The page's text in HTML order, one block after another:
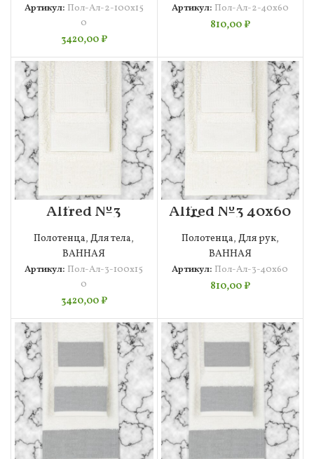
Артикул: Пол-Ал-2-100х15
0
3420,00₽
Артикул: Пол-Ал-2-40х60
810,00₽
Alfred №3
100х150
Полотенце
Махровое
Полотенца,Для тела,
ВАННАЯ
Артикул: Пол-Ал-3-100х15
0
3420,00₽
Alfred №3 40х60
Полотенце
Махровое
Полотенца, Для рук,
ВАННАЯ
Артикул: Пол-Ал-3-40х60
810,00₽